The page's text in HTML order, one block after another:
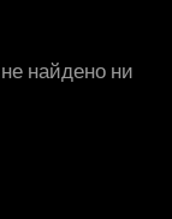
найдено ни